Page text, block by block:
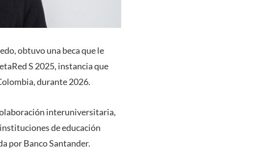
obtuvo una beca que le
S 2025, instancia que
durante 2026.
interuniversitaria,
de educación
por Banco Santander.